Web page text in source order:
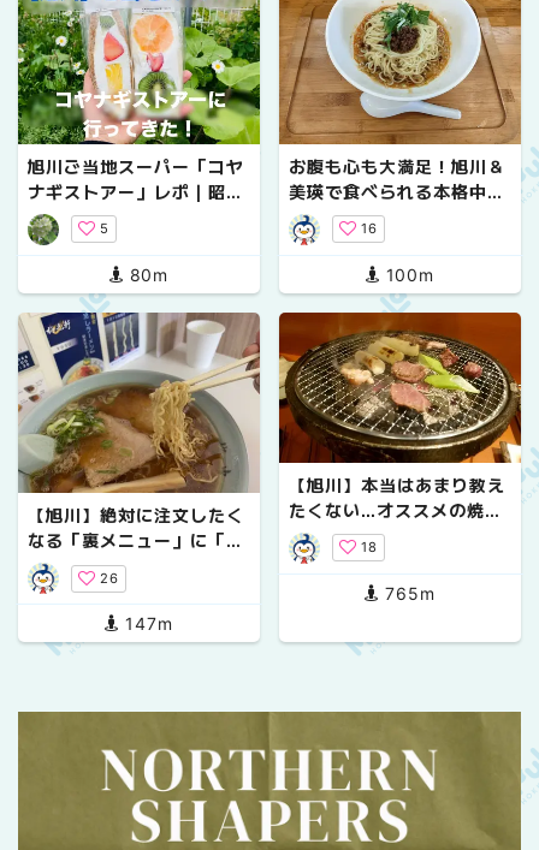
旭川ご当地スーパー「コヤ
ナギストアー」レポ｜昭和
47年創業・地元食材と手作
り惣菜が充実の人気店
5
80m
お腹も心も大満足！旭川＆
美瑛で食べられる本格中華
料理店３選
16
100m
【旭川】絶対に注文したく
なる「裏メニュー」に「1
日10食限定メニュー」【ラ
ーメン・カレー】
26
147m
【旭川】本当はあまり教え
たくない…オススメの焼肉
店&居酒屋
18
765m